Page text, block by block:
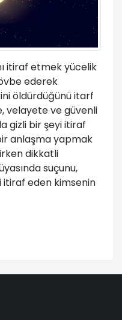
itiraf etmek yücelik
ederek
öldürdüğünü itarf
velayete ve güvenli
gizli bir şeyi itiraf
anlaşma yapmak
dikkatli
suçunu,
itiraf eden kimsenin